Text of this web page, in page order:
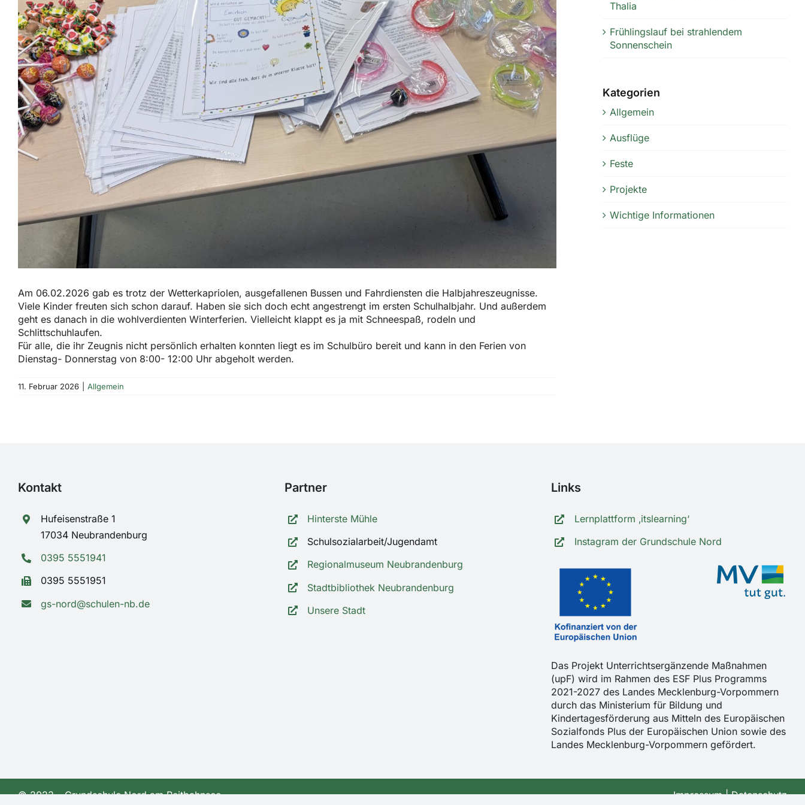
Am 06.02.2026 gab es trotz der Wetterkapriolen, ausgefallenen Bussen und Fahrdiensten die Halbjahreszeugnisse.
Viele Kinder freuten sich schon darauf. Haben sie sich doch echt angestrengt im ersten Schulhalbjahr. Und außerdem
geht es danach in die wohlverdienten Winterferien. Vielleicht klappt es ja mit Schneespaß, rodeln und
Schlittschuhlaufen.
Für alle, die ihr Zeugnis nicht persönlich erhalten konnten liegt es im Schulbüro bereit und kann in den Ferien von
Dienstag- Donnerstag von 8:00- 12:00 Uhr abgeholt werden.
11. Februar 2026 Allgemein
Thalia
Frühlingslauf bei strahlendem
Sonnenschein
Kategorien
Allgemein
Ausflüge
Feste
Projekte
Wichtige Informationen
Kontakt
Hufeisenstraße 1
17034 Neubrandenburg
0395 5551941
0395 5551951
gs-nord@schulen-nb.de
Partner
Hinterste Mühle
Schulsozialarbeit/Jugendamt
Regionalmuseum Neubrandenburg
Stadtbibliothek Neubrandenburg
Unsere Stadt
Links
Lernplattform ‚itslearning‘
Instagram der Grundschule Nord
Das Projekt Unterrichtsergänzende Maßnahmen
(upF) wird im Rahmen des ESF Plus Programms
2021-2027 des Landes Mecklenburg-Vorpommern
durch das Ministerium für Bildung und
Kindertagesförderung aus Mitteln des Europäischen
Sozialfonds Plus der Europäischen Union sowie des
Landes Mecklenburg-Vorpommern gefördert.
© 2023 – Grundschule Nord am Reitbahnsee Impressum|Datenschutz